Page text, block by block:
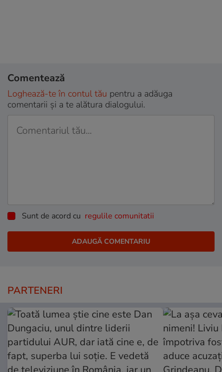
Comentează
Loghează-te în contul tău pentru a adăuga
comentarii și a te alătura dialogului.
Sunt de acord cu regulile comunitatii
PARTENERI